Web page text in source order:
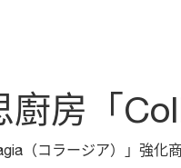
廚房「
（コラージア）」強化